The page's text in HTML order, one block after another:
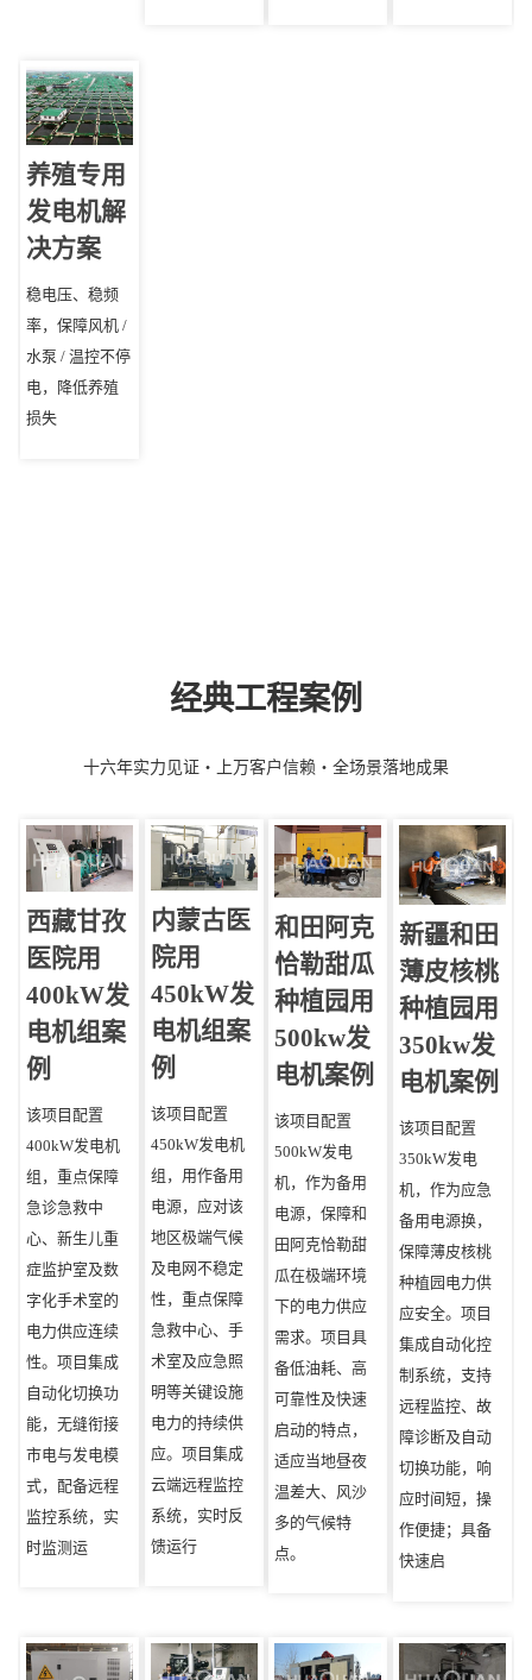
养殖专用
发电机解
决方案
稳电压、稳频
率，保障风机 /
水泵 / 温控不停
电，降低养殖
损失
经典工程案例
十六年实力见证・上万客户信赖・全场景落地成果
西藏甘孜
医院用
400kW发
电机组案
例
该项目配置
400kW发电机
组，重点保障
急诊急救中
心、新生儿重
症监护室及数
字化手术室的
电力供应连续
性。项目集成
自动化切换功
能，无缝衔接
市电与发电模
式，配备远程
监控系统，实
时监测运
内蒙古医
院用
450kW发
电机组案
例
该项目配置
450kW发电机
组，用作备用
电源，应对该
地区极端气候
及电网不稳定
性，重点保障
急救中心、手
术室及应急照
明等关键设施
电力的持续供
应。项目集成
云端远程监控
系统，实时反
馈运行
‌和田阿克
恰勒甜瓜‌
种植园用
500kw发
电机案例
该项目配置
500kW发电
机，作为备用
电源，保障‌和
田阿克恰勒甜
瓜‌在极端环境
下的电力供应
需求。项目具
备低油耗、高
可靠性及快速
启动的特点，
适应当地昼夜
温差大、风沙
多的气候特
点。
‌新疆和田‌
薄皮核桃
种植园用
350kw发
电机案例
该项目配置
350kW发电
机，作为应急
备用电源换，
保障薄皮核桃
种植园电力供
应安全。项目
集成自动化控
制系统，支持
远程监控、故
障诊断及自动
切换功能，响
应时间短，操
作便捷；具备
快速启